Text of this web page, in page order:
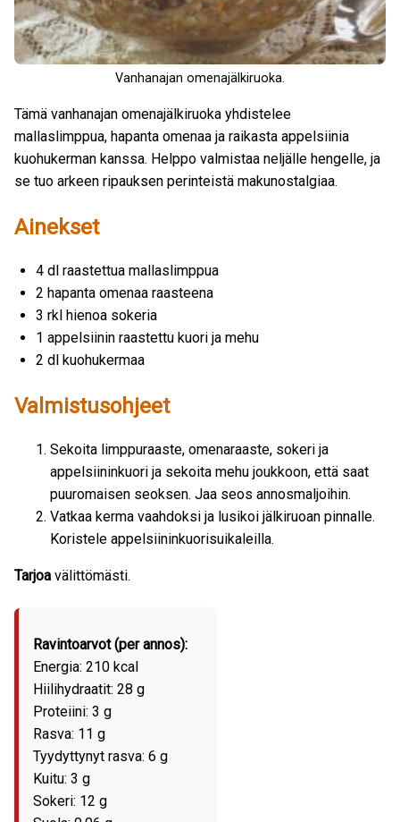
Vanhanajan omenajälkiruoka.
Tämä vanhanajan omenajälkiruoka yhdistelee
mallaslimppua, hapanta omenaa ja raikasta appelsiinia
kuohukerman kanssa. Helppo valmistaa neljälle hengelle, ja
se tuo arkeen ripauksen perinteistä makunostalgiaa.
Ainekset
4 dl raastettua mallaslimppua
2 hapanta omenaa raasteena
3 rkl hienoa sokeria
1 appelsiinin raastettu kuori ja mehu
2 dl kuohukermaa
Valmistusohjeet
Sekoita limppuraaste, omenaraaste, sokeri ja
appelsiininkuori ja sekoita mehu joukkoon, että saat
puuromaisen seoksen. Jaa seos annosmaljoihin.
Vatkaa kerma vaahdoksi ja lusikoi jälkiruoan pinnalle.
Koristele appelsiininkuorisuikaleilla.
Tarjoa välittömästi.
Ravintoarvot (per annos):
Energia: 210 kcal
Hiilihydraatit: 28 g
Proteiini: 3 g
Rasva: 11 g
Tyydyttynyt rasva: 6 g
Kuitu: 3 g
Sokeri: 12 g